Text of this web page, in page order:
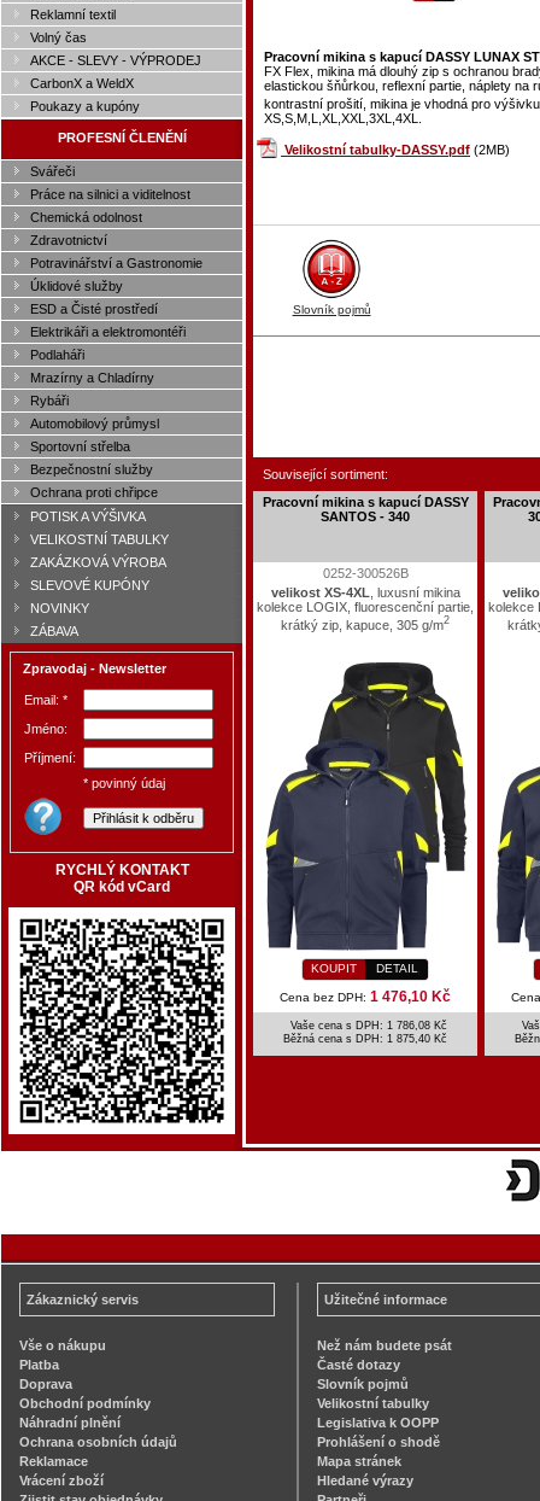
Reklamní textil
Volný čas
AKCE - SLEVY - VÝPRODEJ
CarbonX a WeldX
Poukazy a kupóny
PROFESNÍ ČLENĚNÍ
Svářeči
Práce na silnici a viditelnost
Chemická odolnost
Zdravotnictví
Potravinářství a Gastronomie
Úklidové služby
ESD a Čisté prostředí
Elektrikáři a elektromontéři
Podlaháři
Mrazírny a Chladírny
Rybáři
Automobilový průmysl
Sportovní střelba
Bezpečnostní služby
Ochrana proti chřipce
POTISK A VÝŠIVKA
VELIKOSTNÍ TABULKY
ZAKÁZKOVÁ VÝROBA
SLEVOVÉ KUPÓNY
NOVINKY
ZÁBAVA
Zpravodaj - Newsletter
Email: *
Jméno:
Příjmení:
* povinný údaj
RYCHLÝ KONTAKT
QR kód vCard
Pracovní mikina s kapucí DASSY LUNAX
FX Flex, mikina má dlouhý zip s ochranou
elastickou šňůrkou, reflexní partie, náplety na
kontrastní prošití, mikina je vhodná pro
XS,S,M,L,XL,XXL,3XL,4XL.
Velikostní tabulky-DASSY.pdf (2MB)
Slovník pojmů
Související sortiment:
Pracovní mikina s kapucí DASSY
SANTOS - 340
0252-300526B
velikost XS-4XL , luxusní mikina
kolekce LOGIX, fluorescenční partie,
krátký zip, kapuce, 305 g/m2
KOUPIT DETAIL
Cena bez DPH: 1 476,10 Kč
Vaše cena s DPH: 1 786,08 Kč
Běžná cena s DPH: 1 875,40 Kč
kolekce
Zákaznický servis
Vše o nákupu
Platba
Doprava
Obchodní podmínky
Náhradní plnění
Ochrana osobních údajů
Reklamace
Vrácení zboží
Užitečné informace
Než nám budete psát
Časté dotazy
Slovník pojmů
Velikostní tabulky
Legislativa k OOPP
Prohlášení o shodě
Mapa stránek
Hledané výrazy